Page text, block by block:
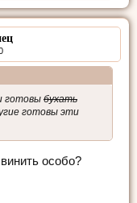
готовы бухать
готовы эти
особо?